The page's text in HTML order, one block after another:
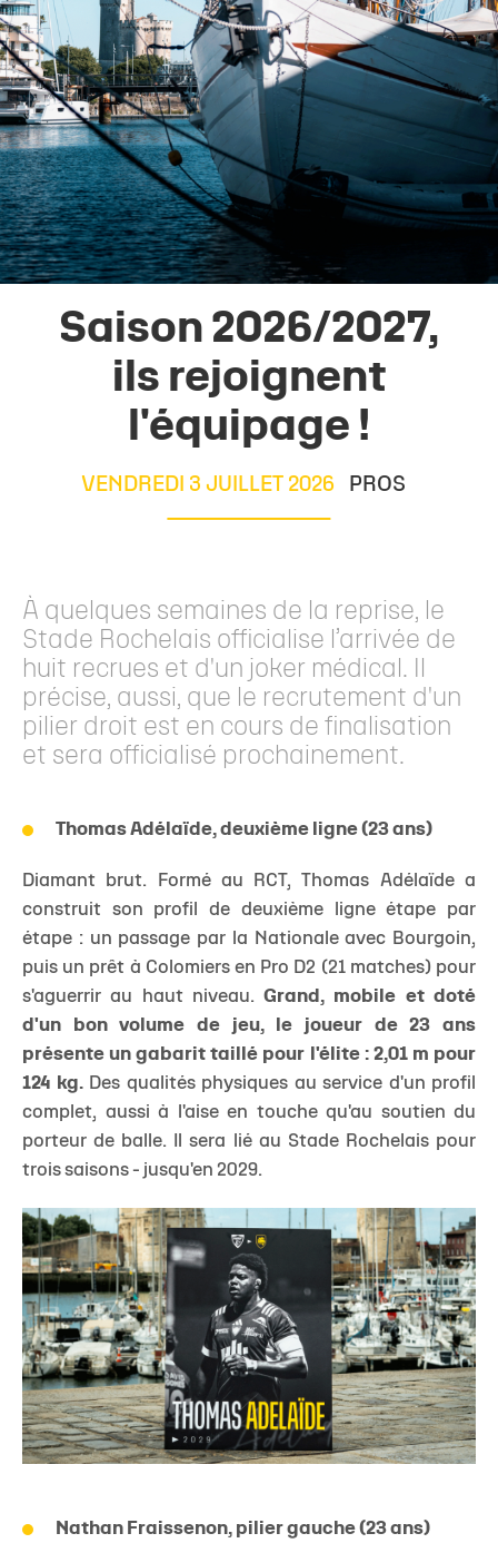
Saison 2026/2027,
ils rejoignent
l'équipage !
VENDREDI 3 JUILLET 2026 PROS
À quelques semaines de la reprise, le
Stade Rochelais officialise l’arrivée de
huit recrues et d'un joker médical. Il
précise, aussi, que le recrutement d'un
pilier droit est en cours de finalisation
et sera officialisé prochainement.
Thomas Adélaïde, deuxième ligne (23 ans)
Diamant brut. Formé au RCT, Thomas Adélaïde a
construit son profil de deuxième ligne étape par
étape : un passage par la Nationale avec Bourgoin,
puis un prêt à Colomiers en Pro D2 (21 matches) pour
s'aguerrir au haut niveau.Grand, mobile et doté
d'un bon volume de jeu, le joueur de 23 ans
présente un gabarit taillé pour l'élite : 2,01 m pour
124 kg. Des qualités physiques au service d'un profil
complet, aussi à l'aise en touche qu'au soutien du
porteur de balle. Il sera lié au Stade Rochelais pour
trois saisons - jusqu'en 2029.
Nathan Fraissenon, pilier gauche (23 ans)